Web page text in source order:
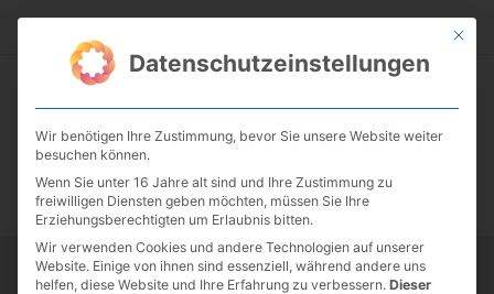
Startseite Tipps Tutorials Tests
Mit
Datenschutzeinstellungen
Wir benötigen Ihre Zustimmung, bevor Sie unsere Website weiter
besuchen können.
Wenn Sie unter 16 Jahre alt sind und Ihre Zustimmung zu
freiwilligen Diensten geben möchten, müssen Sie Ihre
Erziehungsberechtigten um Erlaubnis bitten.
Wir verwenden Cookies und andere Technologien auf unserer
Website. Einige von ihnen sind essenziell, während andere uns
helfen, diese Website und Ihre Erfahrung zu verbessern. Dieser